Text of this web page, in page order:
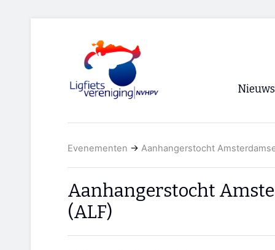
Nieuws
RSS
Evenementen → Aanhangerstocht
Aanhangerstocht
(ALF)